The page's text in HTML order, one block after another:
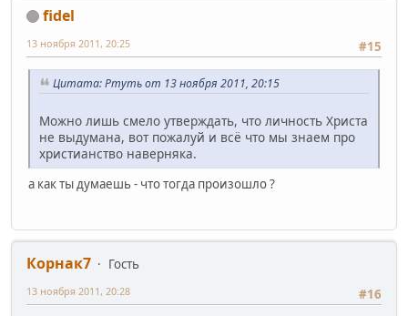
fidel
#15
13 ноября 2011, 20:25
Цитата: Ртуть от 13 ноября 2011, 20:15
Можно лишь смело утверждать, что личность Христа
не выдумана, вот пожалуй и всё что мы знаем про
христианство наверняка.
а как ты думаешь - что тогда произошло ?
Корнак7
Гость
#16
13 ноября 2011, 20:28